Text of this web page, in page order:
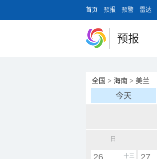
首页 预报 预警 雷达
预报
全国 > 海南 > 美兰
今天
日
十三
26 27